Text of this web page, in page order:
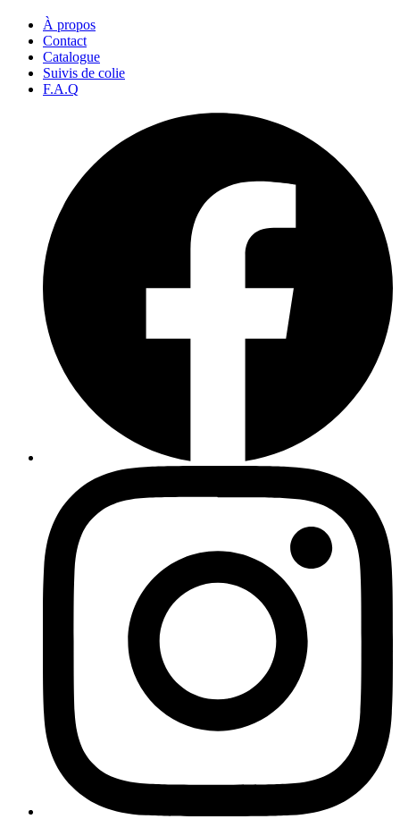
À propos
Contact
Catalogue
Suivis de colie
F.A.Q